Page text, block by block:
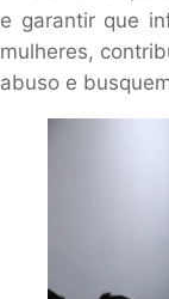
e garantir que
mulheres,
abuso e